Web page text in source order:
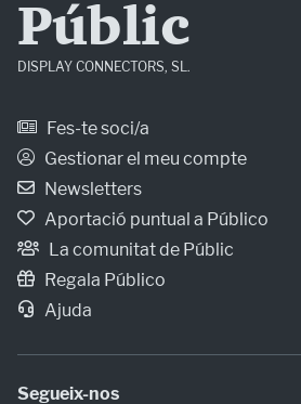
Públic
DISPLAY CONNECTORS, SL.
Fes-te soci/a
Gestionar el meu compte
Newsletters
Aportació puntual a Público
La comunitat de Públic
Regala Público
Ajuda
Segueix-nos